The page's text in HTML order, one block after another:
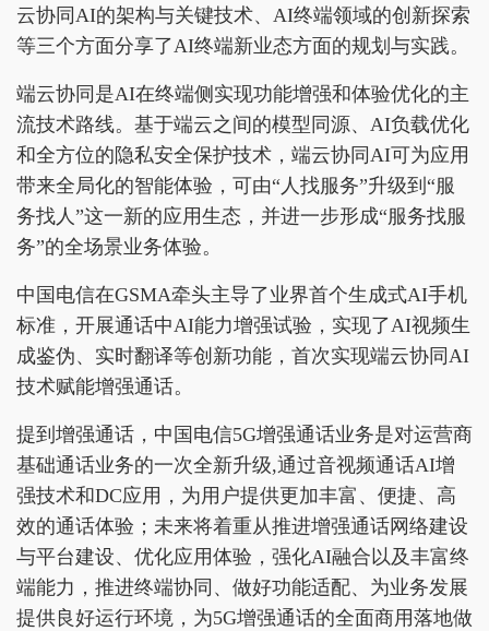
云协同AI的架构与关键技术、AI终端领域的创新探索
等三个方面分享了AI终端新业态方面的规划与实践。
端云协同是AI在终端侧实现功能增强和体验优化的主
流技术路线。基于端云之间的模型同源、AI负载优化
和全方位的隐私安全保护技术，端云协同AI可为应用
带来全局化的智能体验，可由“人找服务”升级到“服
务找人”这一新的应用生态，并进一步形成“服务找服
务”的全场景业务体验。
中国电信在GSMA牵头主导了业界首个生成式AI手机
标准，开展通话中AI能力增强试验，实现了AI视频生
成鉴伪、实时翻译等创新功能，首次实现端云协同AI
技术赋能增强通话。
提到增强通话，中国电信5G增强通话业务是对运营商
基础通话业务的一次全新升级,通过音视频通话AI增
强技术和DC应用，为用户提供更加丰富、便捷、高
效的通话体验；未来将着重从推进增强通话网络建设
与平台建设、优化应用体验，强化AI融合以及丰富终
端能力，推进终端协同、做好功能适配、为业务发展
提供良好运行环境，为5G增强通话的全面商用落地做